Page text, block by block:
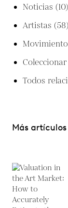
Noticias (10)
Artistas (58)
Coleccionar
Todos
Más